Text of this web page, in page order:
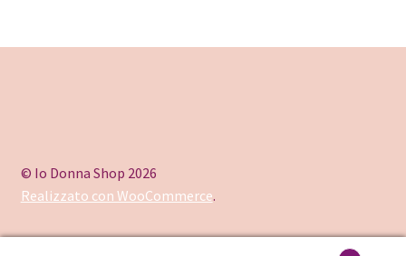
© Io Donna Shop 2026
Realizzato con WooCommerce.